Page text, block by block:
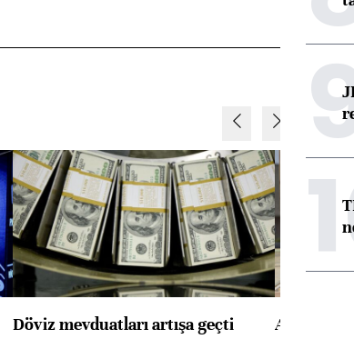
Döviz mevduatları artışa geçti
ABD'de